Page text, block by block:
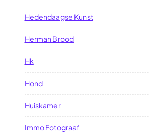
Hedendaagse Kunst
Herman Brood
Hk
Hond
Huiskamer
Immo Fotograaf